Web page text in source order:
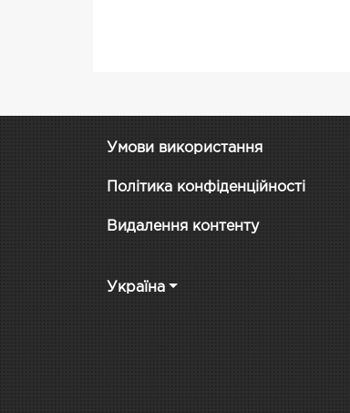
Умови використання
Політика конфіденційності
Видалення контенту
Україна